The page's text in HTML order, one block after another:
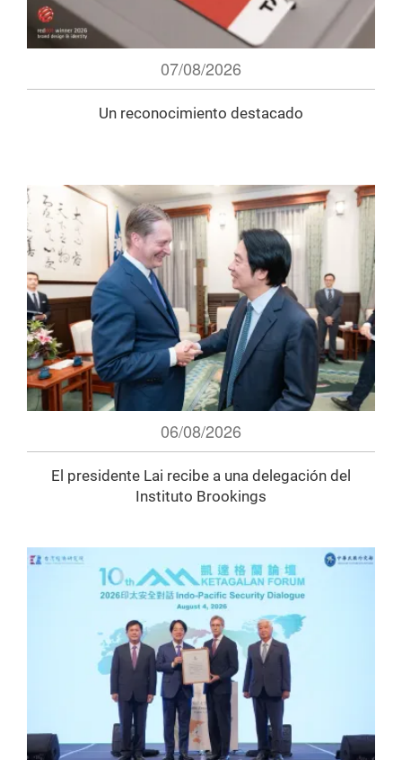
07/08/2026
Un reconocimiento destacado
06/08/2026
El presidente Lai recibe a una delegación del
Instituto Brookings